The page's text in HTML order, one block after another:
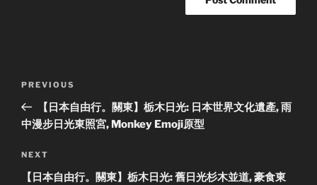
Previous
Post
PREVIOUS
【日本自由行。關東】栃木日光: 日本世界文化遺產, 雨
中漫步日光東照宮, Monkey Emoji原型
Next
Post
NEXT
【日本自由行。關東】栃木日光: 舊日光杉木並道, 豪食東